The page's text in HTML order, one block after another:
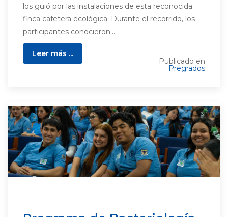
los guió por las instalaciones de esta reconocida
finca cafetera ecológica. Durante el recorrido, los
participantes conocieron...
Leer más ...
Publicado en
Pregrados